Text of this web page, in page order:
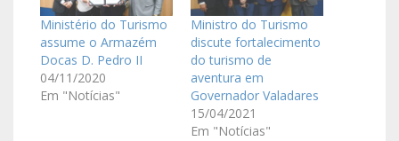
Ministério do Turismo
assume o Armazém
Docas D. Pedro II
04/11/2020
Em "Notícias"
Ministro do Turismo
discute fortalecimento
do turismo de
aventura em
Governador Valadares
15/04/2021
Em "Notícias"